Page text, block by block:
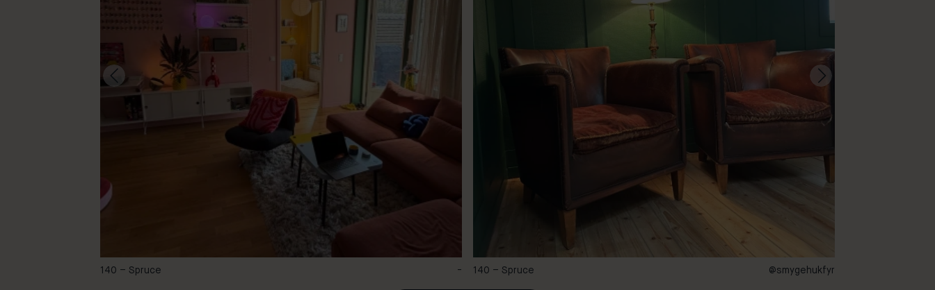
140 – Spruce - 140 – Spruce @smygehukfyr